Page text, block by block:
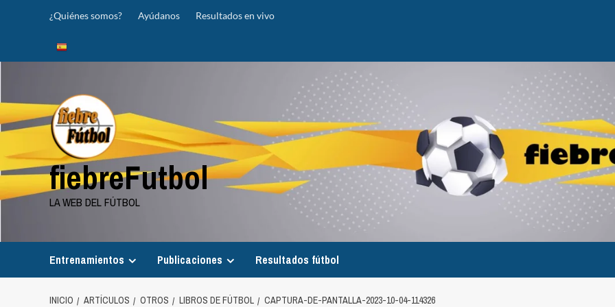
¿Quiénes somos? Ayúdanos Resultados en vivo
fiebreFutbol
LA WEB DEL FÚTBOL
Entrenamientos Publicaciones Resultados fútbol
INICIO ARTÍCULOS OTROS LIBROS DE FÚTBOL CAPTURA-DE-PANTALLA-2023-10-04-114326